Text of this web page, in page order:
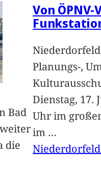
Bad
die
Von
Planungs-,
Dienstag, 17.
Uhr im
im …